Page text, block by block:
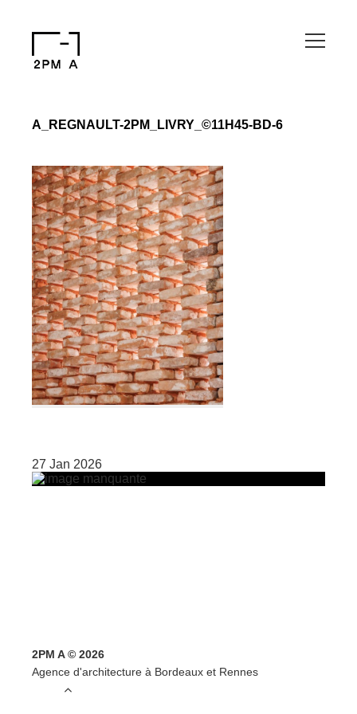
A_REGNAULT-2PM_LIVRY_©11H45-BD-6
27 Jan 2026
2PM A © 2026
Agence d'architecture à Bordeaux et Rennes
